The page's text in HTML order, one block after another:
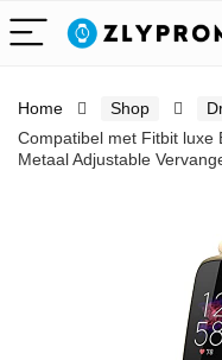
Home Shop
Compatibel met Fitbit luxe
Metaal Adjustable